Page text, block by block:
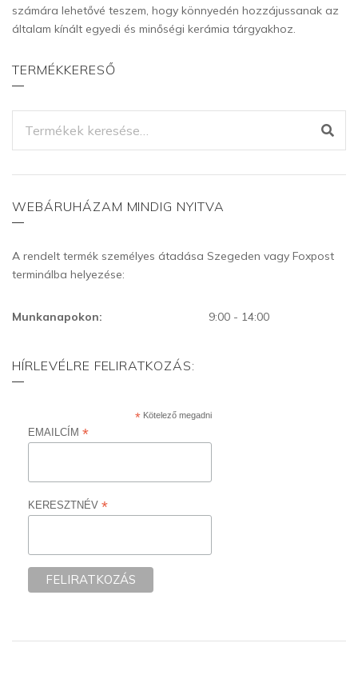
számára lehetővé teszem, hogy könnyedén hozzájussanak az
általam kínált egyedi és minőségi kerámia tárgyakhoz.
TERMÉKKERESŐ
WEBÁRUHÁZAM MINDIG NYITVA
A rendelt termék személyes átadása Szegeden vagy Foxpost
terminálba helyezése:
Munkanapokon: 9:00 - 14:00
HÍRLEVÉLRE FELIRATKOZÁS:
* Kötelező megadni
EMAILCÍM *
KERESZTNÉV *